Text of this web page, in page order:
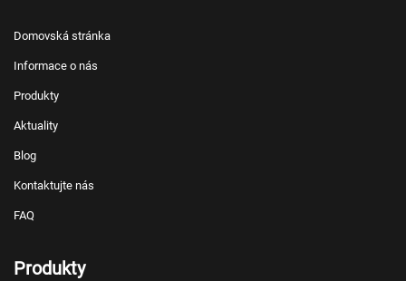
Domovská stránka
Informace o nás
Produkty
Aktuality
Blog
Kontaktujte nás
FAQ
Produkty